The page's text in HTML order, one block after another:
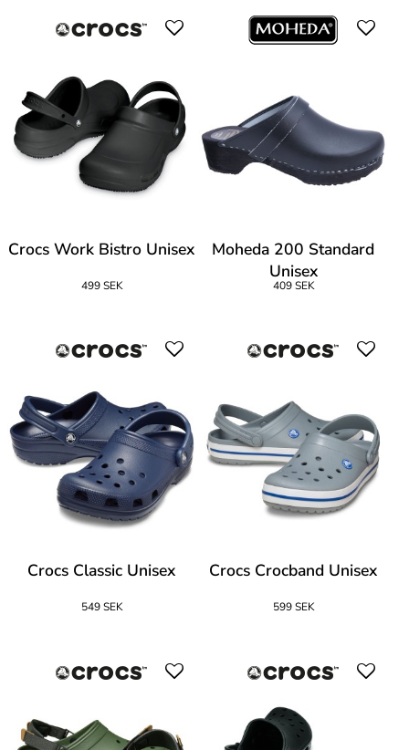
Crocs Work Bistro Unisex
499 SEK
Moheda 200 Standard
Unisex
409 SEK
Crocs Classic Unisex
549 SEK
Crocs Crocband Unisex
599 SEK